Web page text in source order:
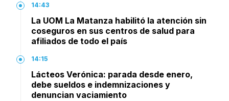
14:43
La UOM La Matanza habilitó la atención sin
coseguros en sus centros de salud para
afiliados de todo el país
14:15
Lácteos Verónica: parada desde enero,
debe sueldos e indemnizaciones y
denuncian vaciamiento